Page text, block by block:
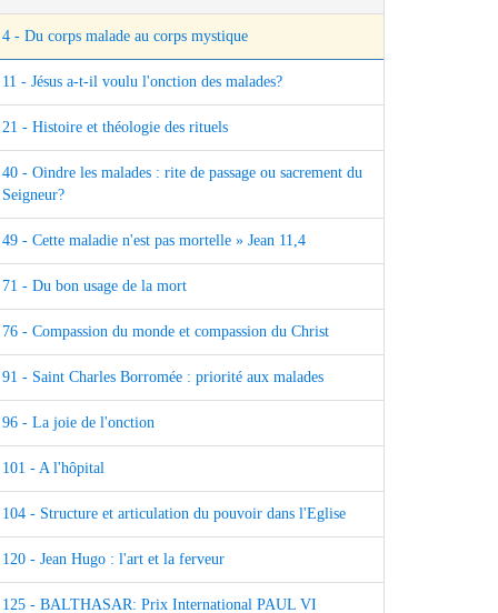
4 - Du corps malade au corps mystique
11 - Jésus a-t-il voulu l'onction des malades?
21 - Histoire et théologie des rituels
40 - Oindre les malades : rite de passage ou sacrement du
Seigneur?
49 - Cette maladie n'est pas mortelle » Jean 11,4
71 - Du bon usage de la mort
76 - Compassion du monde et compassion du Christ
91 - Saint Charles Borromée : priorité aux malades
96 - La joie de l'onction
101 - A l'hôpital
104 - Structure et articulation du pouvoir dans l'Eglise
120 - Jean Hugo : l'art et la ferveur
125 - BALTHASAR: Prix International PAUL VI